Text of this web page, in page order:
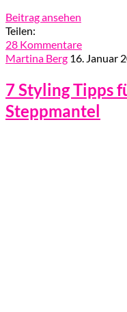
Beitrag ansehen
Teilen:
28 Kommentare
Martina Berg 16. Januar
7 Styling Tipps
Steppmantel